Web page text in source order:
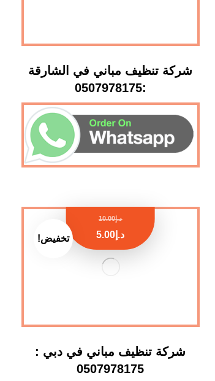
شركة تنظيف مباني في الشارقة
:0507978175
تخفيض!
شركة تنظيف مباني في دبي :
0507978175
د.إ10.00
د.إ 5.00